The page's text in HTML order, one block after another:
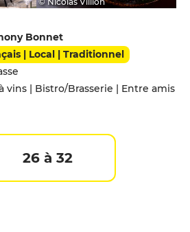
Bonnet
| Local | Traditionnel
vins | Bistro/Brasserie | Entre amis
26 à 32